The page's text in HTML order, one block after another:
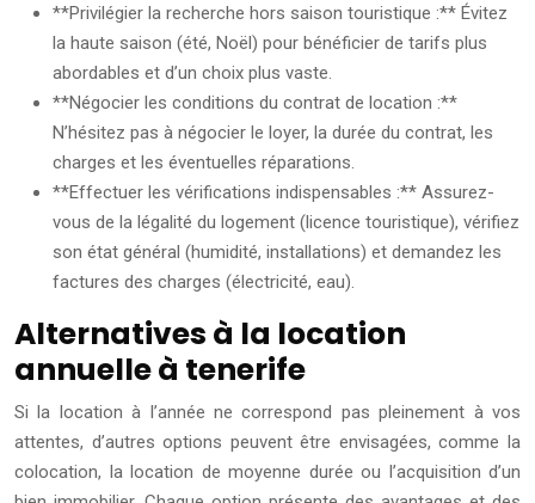
**Privilégier la recherche hors saison touristique :** Évitez
la haute saison (été, Noël) pour bénéficier de tarifs plus
abordables et d’un choix plus vaste.
**Négocier les conditions du contrat de location :**
N’hésitez pas à négocier le loyer, la durée du contrat, les
charges et les éventuelles réparations.
**Effectuer les vérifications indispensables :** Assurez-
vous de la légalité du logement (licence touristique), vérifiez
son état général (humidité, installations) et demandez les
factures des charges (électricité, eau).
Alternatives à la location
annuelle à tenerife
Si la location à l’année ne correspond pas pleinement à vos
attentes, d’autres options peuvent être envisagées, comme la
colocation, la location de moyenne durée ou l’acquisition d’un